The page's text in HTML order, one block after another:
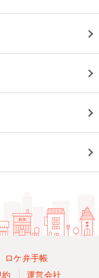
ロケ弁手帳
約 運営会社